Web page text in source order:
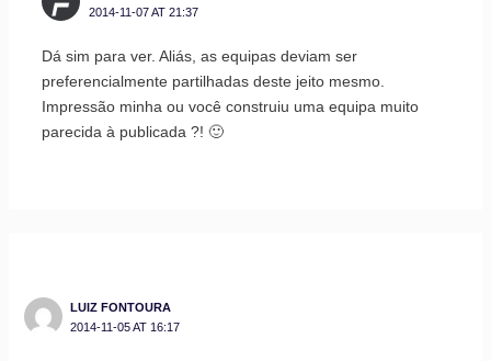
2014-11-07 AT 21:37
Dá sim para ver. Aliás, as equipas deviam ser
preferencialmente partilhadas deste jeito mesmo.
Impressão minha ou você construiu uma equipa muito
parecida à publicada ?! 🙂
LUIZ FONTOURA
2014-11-05 AT 16:17